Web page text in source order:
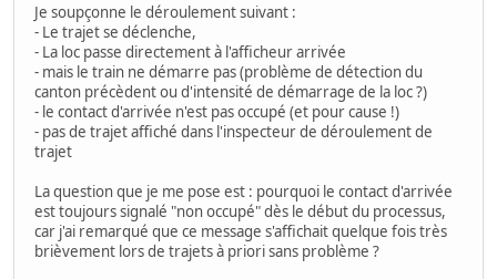
Je soupçonne le déroulement suivant :
- Le trajet se déclenche,
- La loc passe directement à l'afficheur arrivée
- mais le train ne démarre pas (problème de détection du
canton précèdent ou d'intensité de démarrage de la loc ?)
- le contact d'arrivée n'est pas occupé (et pour cause !)
- pas de trajet affiché dans l'inspecteur de déroulement de
trajet
La question que je me pose est : pourquoi le contact d'arrivée
est toujours signalé "non occupé" dès le début du processus,
car j'ai remarqué que ce message s'affichait quelque fois très
brièvement lors de trajets à priori sans problème ?